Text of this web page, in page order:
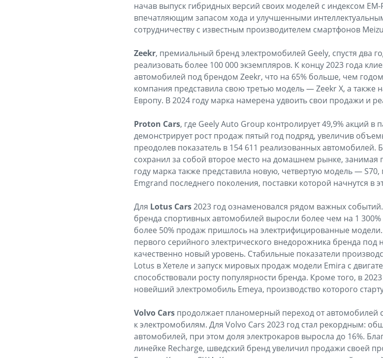
начав выпуск гибридных версий своих моделей с индексом
впечатляющим запасом хода и улучшенными
сотрудничеству с известным производителем смартфонов
Zeekr, премиальный бренд электромобилей Geely, спустя два
реализовать более 100 000 экземпляров. К концу 2023 года
автомобилей под брендом Zeekr, что на 65% больше, чем
компания представила свою третью модель — Zeekr X, а также
Европу. В 2024 году марка намерена удвоить свои продажи и
Proton Cars, где Geely Auto Group контролирует 49,9% акций в
демонстрирует рост продаж пятый год подряд, увеличив
преодолев показатель в 154 611 реализованных автомобилей.
сохранил за собой второе место на домашнем рынке,
году марка также представила новую, четвертую модель —
Emgrand последнего поколения, поставки которой начнутся в
Для Lotus Cars2023 год ознаменовался рядом важных
бренда спортивных автомобилей выросли более чем на 1
более 50% продаж пришлось на электрифицированные
первого серийного электрического внедорожника бренда
качественно новый уровень. Стабильные показатели
Lotus в Хетеле и запуск мировых продаж модели Emira с
способствовали росту популярности бренда. Кроме того, в
новейший электромобиль Emeya, производство которого
Volvo Cars продолжает планомерный переход от автомобилей
к электромобилям. Для Volvo Cars 2023 год стал рекордным:
автомобилей, при этом доля электрокаров выросла до 16%.
линейке Recharge, шведский бренд увеличил продажи своей